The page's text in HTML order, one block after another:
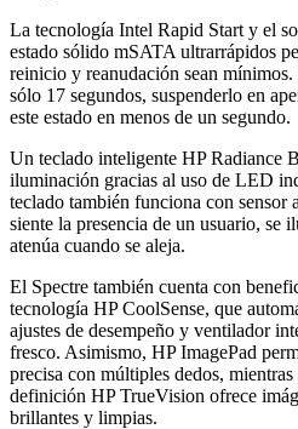
La tecnología Intel Rapid Start y el
estado sólido mSATA ultrarrápidos
reinicio y reanudación sean
sólo 17 segundos, suspenderlo en
este estado en menos de un segundo.
Un teclado inteligente HP Radiance
iluminación gracias al uso de LED
teclado también funciona con sensor
siente la presencia de un usuario, se
atenúa cuando se aleja.
El Spectre también cuenta con
tecnología HP CoolSense, que
ajustes de desempeño y ventilador
fresco. Asimismo, HP ImagePad
precisa con múltiples dedos,
definición HP TrueVision ofrece
brillantes y limpias.